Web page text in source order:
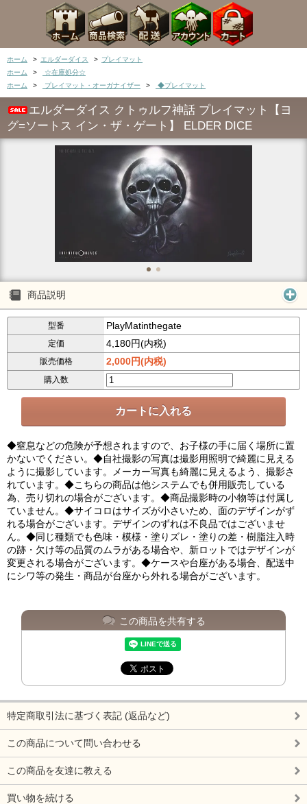
ホーム > エルダーダイス > プレイマット
ホーム
>
☆在庫処分☆
ホーム
> プレイマット・オーガナイザー > ◆プレイマット
エルダーダイス クトゥルフ神話 プレイマット【ヨ
グ=ソートス イン・ザ・ゲート】 ELDER DICE
商品説明
型番 PlayMatinthegate
定価 4,180円(内税)
販売価格 2,000円(内税)
購入数
◆窒息などの危険が予想されますので、お子様の手に届く場所に置
かないでください。◆自社撮影の写真は撮影用照明で綺麗に見える
ように撮影しています。メーカー写真も綺麗に見えるよう、撮影さ
れています。◆こちらの商品は他システムでも併用販売している
為、売り切れの場合がございます。◆商品撮影時の小物等は付属し
ていません。◆サイコロはサイズが小さいため、面のデザインがず
れる場合がございます。デザインのずれは不良品ではございませ
ん。◆同じ種類でも色味・模様・塗りズレ・塗りの差・樹脂注入時
の跡・欠け等の品質のムラがある場合や、新ロットではデザインが
変更される場合がございます。◆ケースや台座がある場合、配送中
にシワ等の発生・商品が台座から外れる場合がございます。
この商品を共有する
特定商取引法に基づく表記 (返品など)
この商品について問い合わせる
この商品を友達に教える
買い物を続ける